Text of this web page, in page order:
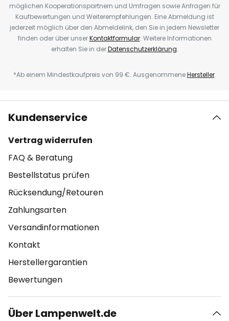
möglichen Kooperationspartnern und Umfragen sowie Anfragen für
Kaufbewertungen und Weiterempfehlungen. Eine Abmeldung ist
jederzeit möglich über den Abmeldelink, den Sie in jedem Newsletter
finden oder über unserKontaktformular. Weitere Informationen
erhalten Sie in derDatenschutzerklärung.
*Ab einem Mindestkaufpreis von 99 €. AusgenommeneHersteller.
Kundenservice
Vertrag widerrufen
FAQ & Beratung
Bestellstatus prüfen
Rücksendung/Retouren
Zahlungsarten
Versandinformationen
Kontakt
Herstellergarantien
Bewertungen
Über Lampenwelt.de